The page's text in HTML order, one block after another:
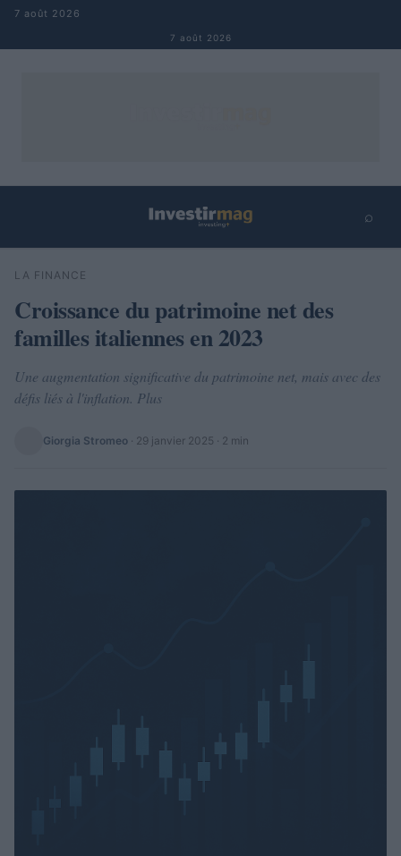
Aller au contenu
7 août 2026
7 août 2026
⌕
Rechercher
LA FINANCE
Croissance du patrimoine net des
familles italiennes en 2023
Une augmentation significative du patrimoine net, mais avec des
défis liés à l'inflation. Plus
Giorgia Stromeo · 29 janvier 2025 · 2 min